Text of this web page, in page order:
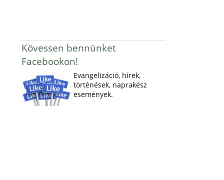
Kövessen bennünket
Facebookon!
Evangelizáció, hírek,
történések, naprakész
események.